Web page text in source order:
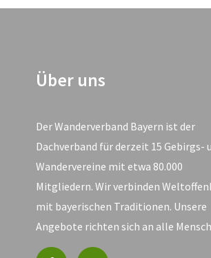
Über uns
Der Wanderverband Bayern ist der
Dachverband für derzeit 15 Gebirgs-
Wandervereine mit etwa 80.000
Mitgliedern. Wir verbinden
mit bayerischen Traditionen. Unsere
Angebote richten sich an alle